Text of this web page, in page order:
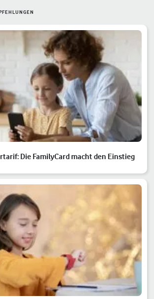
Die FamilyCard macht den Einstieg